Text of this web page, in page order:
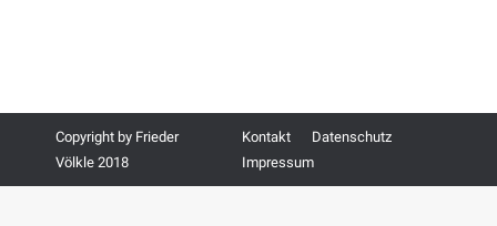
Copyright by Frieder
Völkle 2018
Kontakt
Datenschutz
Impressum